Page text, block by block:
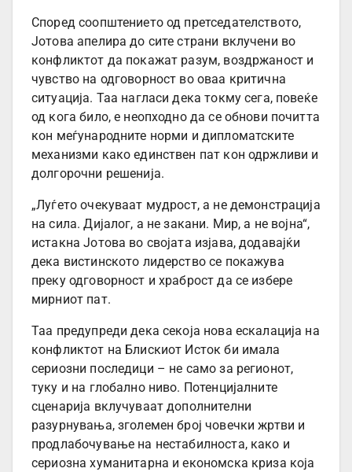
Според соопштението од претседателството,
Јотова апелира до сите страни вклучени во
конфликтот да покажат разум, воздржаност и
чувство на одговорност во оваа критична
ситуација. Таа нагласи дека токму сега, повеќе
од кога било, е неопходно да се обнови почитта
кон меѓународните норми и дипломатските
механизми како единствен пат кон одржливи и
долгорочни решенија.
„Луѓето очекуваат мудрост, а не демонстрација
на сила. Дијалог, а не закани. Мир, а не војна“,
истакна Јотова во својата изјава, додавајќи
дека вистинското лидерство се покажува
преку одговорност и храброст да се избере
мирниот пат.
Таа предупреди дека секоја нова ескалација на
конфликтот на Блискиот Исток би имала
сериозни последици – не само за регионот,
туку и на глобално ниво. Потенцијалните
сценарија вклучуваат дополнителни
разурнувања, зголемен број човечки жртви и
продлабочување на нестабилноста, како и
сериозна хуманитарна и економска криза која